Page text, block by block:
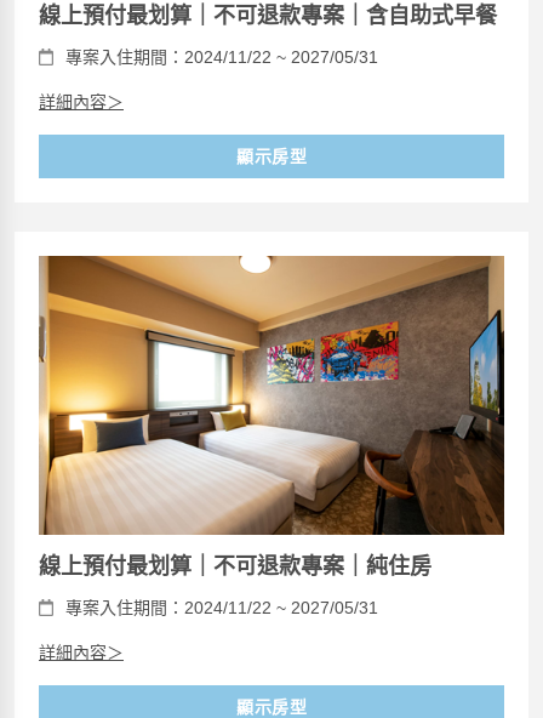
線上預付最划算｜不可退款專案｜含自助式早餐
專案入住期間：2024/11/22 ~ 2027/05/31
詳細內容＞
顯示房型
線上預付最划算｜不可退款專案｜純住房
專案入住期間：2024/11/22 ~ 2027/05/31
詳細內容＞
顯示房型